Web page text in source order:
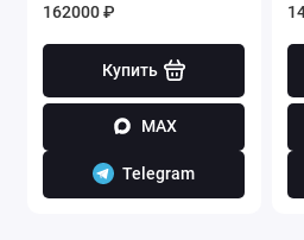
162000 ₽
Купить
MAX
Telegram